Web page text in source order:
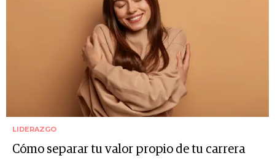
LIDERAZGO
Cómo separar tu valor propio de tu carrera